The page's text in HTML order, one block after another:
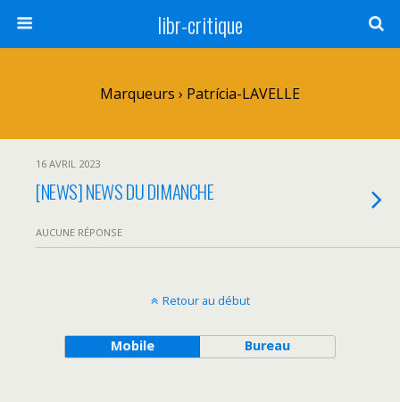
libr-critique
Marqueurs › Patrícia-LAVELLE
16 AVRIL 2023
[NEWS] NEWS DU DIMANCHE
AUCUNE RÉPONSE
Retour au début
Mobile Bureau